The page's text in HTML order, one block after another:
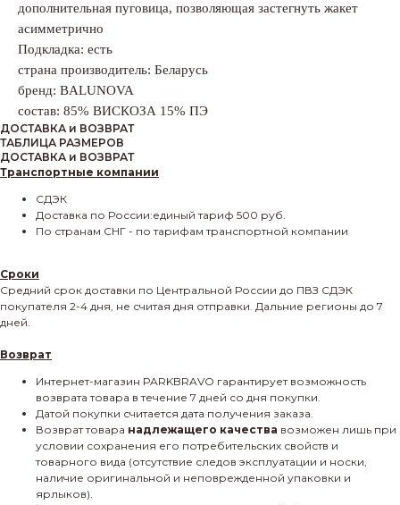
дополнительная пуговица, позволяющая застегнуть жакет
асимметрично
Подкладка: есть
страна производитель: Беларусь
бренд: BALUNOVA
состав: 85% ВИСКОЗА 15% ПЭ
ДОСТАВКА и ВОЗВРАТ
ТАБЛИЦА РАЗМЕРОВ
ДОСТАВКА и ВОЗВРАТ
Транспортные компании
СДЭК
Доставка по России:единый тариф 500 руб.
По странам СНГ - по тарифам транспортной компании
Сроки
Средний срок доставки по Центральной России до ПВЗ СДЭК
покупателя 2-4 дня, не считая дня отправки. Дальние регионы до 7
дней.
Возврат
Интернет-магазин PARKBRAVO гарантирует возможность
возврата товара в течение 7 дней со дня покупки.
Датой покупки считается дата получения заказа.
Возврат товара надлежащего качества возможен лишь при
условии сохранения его потребительских свойств и
товарного вида (отсутствие следов эксплуатации и носки,
наличие оригинальной и неповрежденной упаковки и
ярлыков).